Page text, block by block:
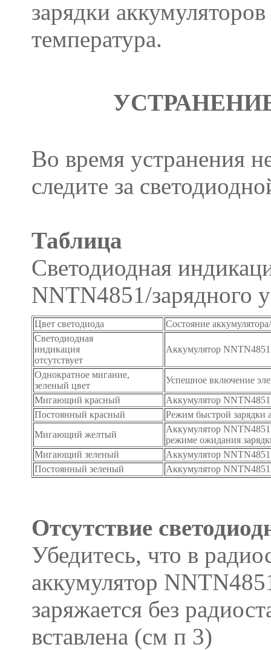
зарядки
температура.
Во время устранения
следите за
Таблица
Светодиодная
NNTN4851/зарядного
Цвет светодиода
Состояние
Светодиодная
индикация
отсутствует
Аккумулятор
Однократное мигание,
зеленый цвет
Успешное включение
Мигающий красный
Аккумулятор NNTN4851
Постоянный красный
Режим быстрой зарядки
Мигающий желтый
Аккумулятор NNTN4851
режиме ожидания
Мигающий зеленый
Аккумулятор
Постоянный зеленый
Аккумулятор
Отсутствие
Убедитесь, что в
аккумулятор
заряжается без
вставлена (см п 3)